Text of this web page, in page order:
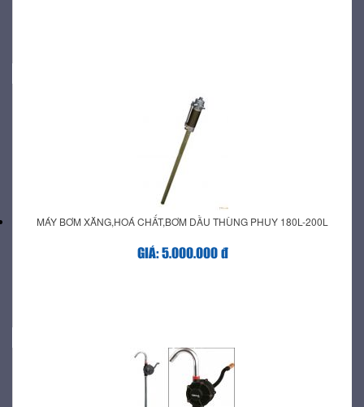
MÁY BƠM XĂNG,HOÁ CHẤT,BƠM DẦU THÙNG PHUY 180L-200L
GIÁ: 5.000.000 đ